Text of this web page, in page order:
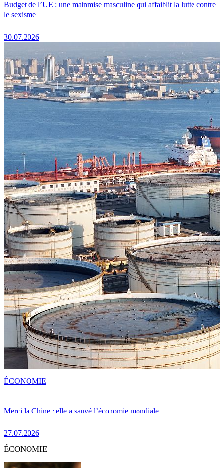
Budget de l’UE : une mainmise masculine qui affaiblit la lutte contre
le sexisme
30.07.2026
Merci la Chine : elle a sauvé l’économie mondiale
27.07.2026
ÉCONOMIE
ÉCONOMIE